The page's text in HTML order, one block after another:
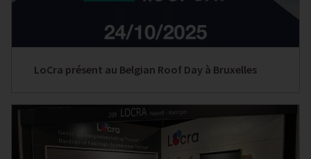
LoCra présent au Belgian Roof Day à Bruxelles